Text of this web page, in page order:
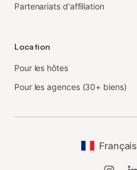
Partenariats d'affiliation
Location
Pour les hôtes
Pour les agences (30+ biens)
Français